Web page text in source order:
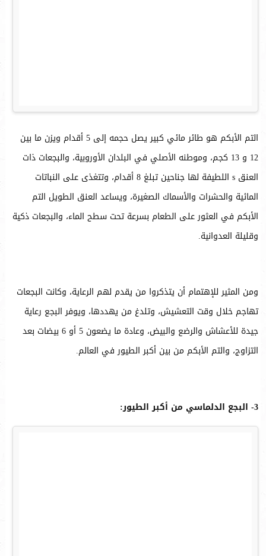
التم الأبكم هو طائر مائي كبير يصل حجمه إلى 5 أقدام ويزن ما بين
12 و 13 كجم، وموطنه الأصلي في البلدان الأوروبية، والبجعات ذات
العنق s اللطيفة لها جناحين تبلغ 8 أقدام، وتتغذى على النباتات
المائية والحشرات والأسماك الصغيرة، ويساعد العنق الطويل التم
الأبكم في العثور على الطعام بسرعة تحت سطح الماء، والبجعات ذكية
وقليلة العدوانية.
ومن المثير للإهتمام أن يتذكروا من يقدم لهم الرعاية، وكانت البجعات
تهاجم خلال وقت التعشيش، وتلدغ من يهددها، ويوفر البجع رعاية
جيدة للأعشاش والرضع والبيض، وعادة ما يضعون 5 أو 6 بيضات بعد
التزاوج، والتم الأبكم من بين أكبر الطيور في العالم.
3- البجع الدلماسي من أكبر الطيور: